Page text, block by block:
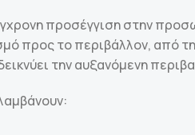
προσέγγιση στην
προς το περιβάλλον, από
την αυξανόμενη